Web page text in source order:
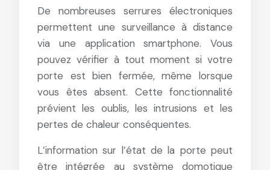
De nombreuses serrures électroniques
permettent une surveillance à distance
via une application smartphone. Vous
pouvez vérifier à tout moment si votre
porte est bien fermée, même lorsque
vous êtes absent. Cette fonctionnalité
prévient les oublis, les intrusions et les
pertes de chaleur conséquentes.
L’information sur l’état de la porte peut
être intégrée au système domotique